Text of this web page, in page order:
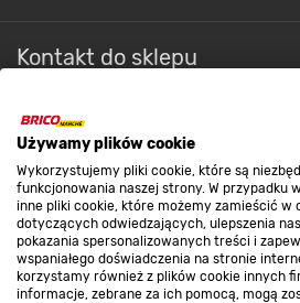
Używamy plików cookie
Wykorzystujemy pliki cookie, które są
funkcjonowania naszej strony. W przypadku
inne pliki cookie, które możemy zamieścić w
dotyczących odwiedzających, ulepszenia
pokazania spersonalizowanych treści i
wspaniałego doświadczenia na stronie
korzystamy również z plików cookie innych
informacje, zebrane za ich pomocą, mogą
Kontakt do sklepu
Strefa biznesu
Dołącz do nas